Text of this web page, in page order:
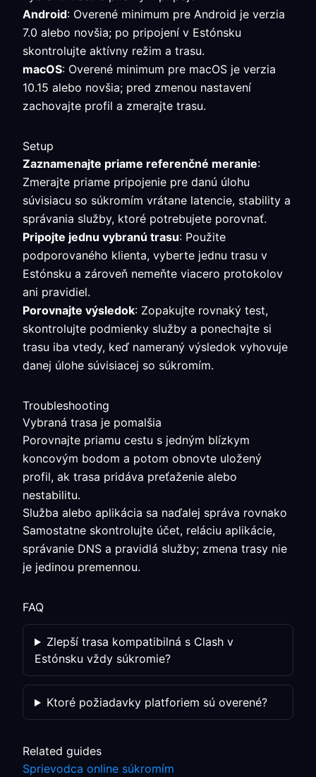
Android: Overené minimum pre Android je verzia
7.0 alebo novšia; po pripojení v Estónsku
skontrolujte aktívny režim a trasu.
macOS: Overené minimum pre macOS je verzia
10.15 alebo novšia; pred zmenou nastavení
zachovajte profil a zmerajte trasu.
Setup
Zaznamenajte priame referenčné meranie:
Zmerajte priame pripojenie pre danú úlohu
súvisiacu so súkromím vrátane latencie, stability a
správania služby, ktoré potrebujete porovnať.
Pripojte jednu vybranú trasu: Použite
podporovaného klienta, vyberte jednu trasu v
Estónsku a zároveň nemeňte viacero protokolov
ani pravidiel.
Porovnajte výsledok: Zopakujte rovnaký test,
skontrolujte podmienky služby a ponechajte si
trasu iba vtedy, keď nameraný výsledok vyhovuje
danej úlohe súvisiacej so súkromím.
Troubleshooting
Vybraná trasa je pomalšia
Porovnajte priamu cestu s jedným blízkym
koncovým bodom a potom obnovte uložený
profil, ak trasa pridáva preťaženie alebo
nestabilitu.
Služba alebo aplikácia sa naďalej správa rovnako
Samostatne skontrolujte účet, reláciu aplikácie,
správanie DNS a pravidlá služby; zmena trasy nie
je jedinou premennou.
FAQ
Zlepší trasa kompatibilná s Clash v
Estónsku vždy súkromie?
Ktoré požiadavky platforiem sú overené?
Related guides
Sprievodca online súkromím